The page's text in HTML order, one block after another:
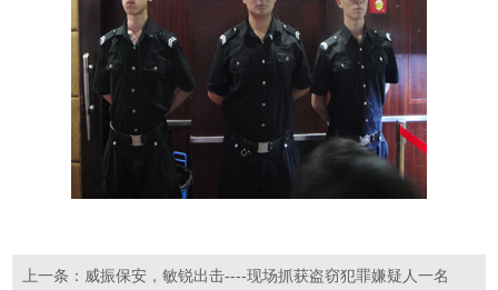
上一条：威振保安，敏锐出击----现场抓获盗窃犯罪嫌疑人一名